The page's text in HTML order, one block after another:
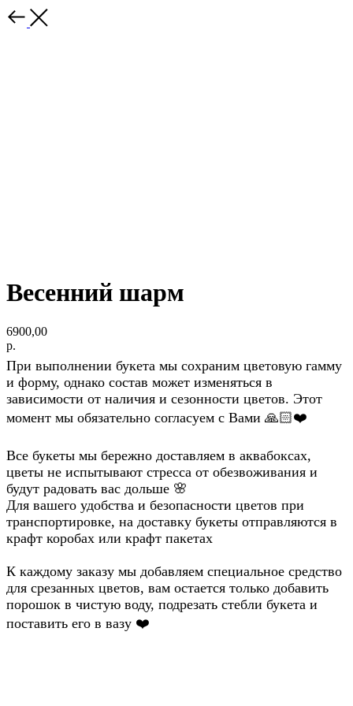
Весенний шарм
6900,00
р.
При выполнении букета мы сохраним цветовую гамму
и форму, однако состав может изменяться в
зависимости от наличия и сезонности цветов. Этот
момент мы обязательно согласуем с Вами 🙏🏻❤️
Все букеты мы бережно доставляем в аквабоксах,
цветы не испытывают стресса от обезвоживания и
будут радовать вас дольше 🌸
Для вашего удобства и безопасности цветов при
транспортировке, на доставку букеты отправляются в
крафт коробах или крафт пакетах
К каждому заказу мы добавляем специальное средство
для срезанных цветов, вам остается только добавить
порошок в чистую воду, подрезать стебли букета и
поставить его в вазу ❤️